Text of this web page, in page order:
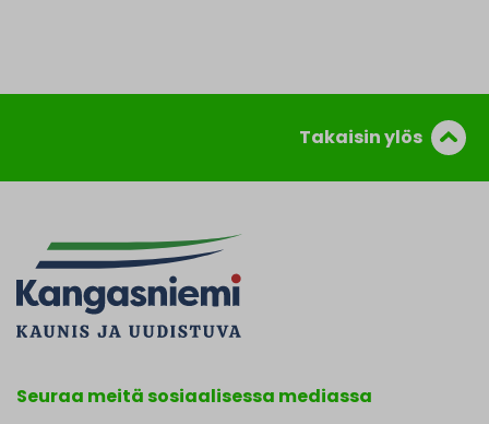
Takaisin ylös
Seuraa meitä sosiaalisessa mediassa